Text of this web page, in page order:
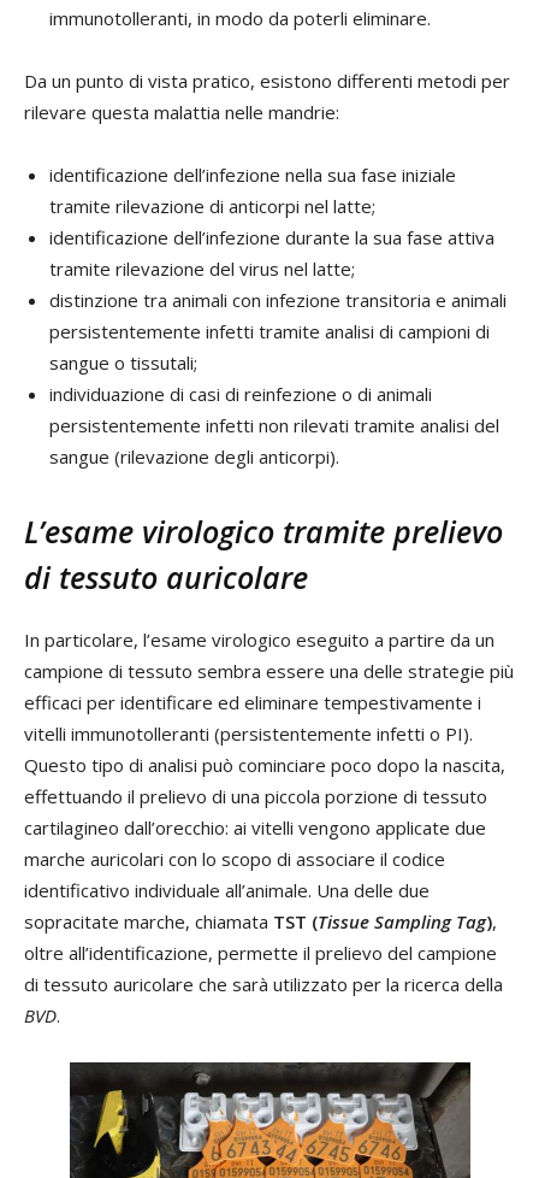
immunotolleranti, in modo da poterli eliminare.
Da un punto di vista pratico, esistono differenti metodi per
rilevare questa malattia nelle mandrie:
identificazione dell’infezione nella sua fase iniziale
tramite rilevazione di anticorpi nel latte;
identificazione dell’infezione durante la sua fase attiva
tramite rilevazione del virus nel latte;
distinzione tra animali con infezione transitoria e animali
persistentemente infetti tramite analisi di campioni di
sangue o tissutali;
individuazione di casi di reinfezione o di animali
persistentemente infetti non rilevati tramite analisi del
sangue (rilevazione degli anticorpi).
L’esame virologico tramite prelievo
di tessuto auricolare
In particolare, l’esame virologico eseguito a partire da un
campione di tessuto sembra essere una delle strategie più
efficaci per identificare ed eliminare tempestivamente i
vitelli immunotolleranti (persistentemente infetti o PI).
Questo tipo di analisi può cominciare poco dopo la nascita,
effettuando il prelievo di una piccola porzione di tessuto
cartilagineo dall’orecchio: ai vitelli vengono applicate due
marche auricolari con lo scopo di associare il codice
identificativo individuale all’animale. Una delle due
sopracitate marche, chiamata TST (Tissue Sampling Tag),
oltre all’identificazione, permette il prelievo del campione
di tessuto auricolare che sarà utilizzato per la ricerca della
BVD.